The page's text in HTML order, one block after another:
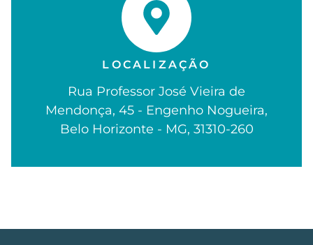
LOCALIZAÇÃO
Rua Professor José Vieira de
Mendonça, 45 - Engenho Nogueira,
Belo Horizonte - MG, 31310-260